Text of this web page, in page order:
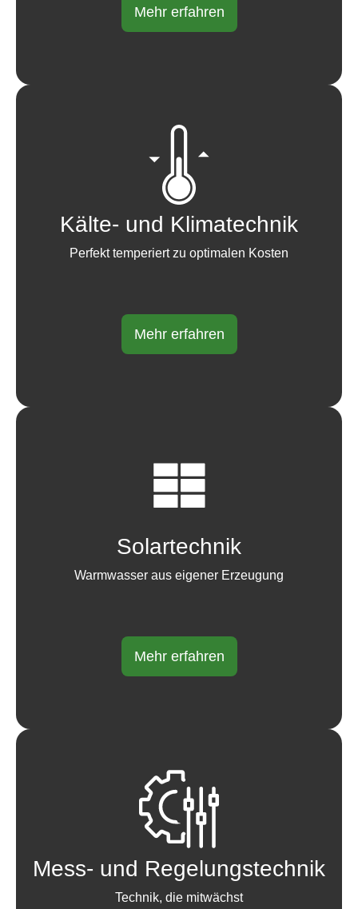
Mehr erfahren
Kälte- und Klimatechnik
Perfekt temperiert zu optimalen Kosten
Mehr erfahren
Solartechnik
Warmwasser aus eigener Erzeugung
Mehr erfahren
Mess- und Regelungstechnik
Technik, die mitwächst